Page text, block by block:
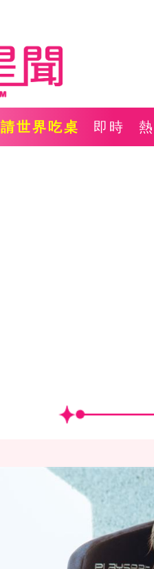
請世界吃桌 即時